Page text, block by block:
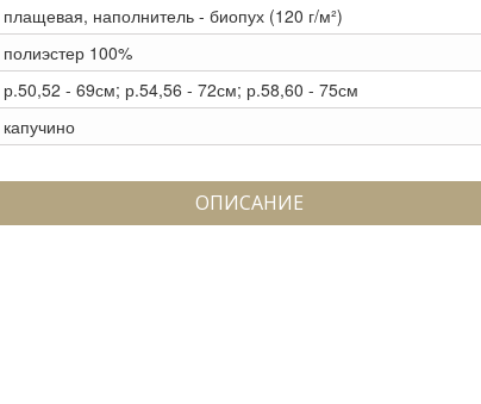
плащевая, наполнитель - биопух (120 г/м²)
полиэстер 100%
р.50,52 - 69см; р.54,56 - 72см; р.58,60 - 75см
капучино
ОПИСАНИЕ